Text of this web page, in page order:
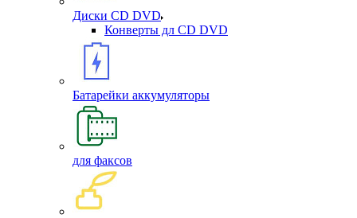
Диски CD DVD
Конверты дл CD DVD
Батарейки аккумуляторы
для факсов